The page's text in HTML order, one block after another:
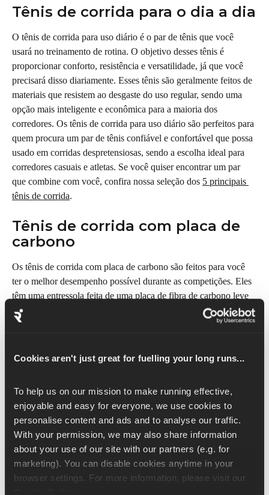
Cookies aren't just great for fuelling your long runs...
To help us on our mission to make running effective,
enjoyable and easy for everyone, we use cookies to
personalise content and ads and to analyse our traffic.
With your permission, we may also share information
about your use of our site with our partners (e.g. for
marketing). You can disable cookies anytime in your
Tênis de corrida para o dia a dia
O tênis de corrida para uso diário é o par de tênis que você
usará no treinamento de rotina. O objetivo desses tênis é
proporcionar conforto, resistência e versatilidade, já que você
precisará disso diariamente. Esses tênis são geralmente feitos de
materiais que resistem ao desgaste do uso regular, sendo uma
opção mais inteligente e econômica para a maioria dos
corredores. Os tênis de corrida para uso diário são perfeitos para
quem procura um par de tênis confiável e confortável que possa
usado em corridas despretensiosas, sendo a escolha ideal para
corredores casuais e atletas. Se você quiser encontrar um par
que combine com você, confira nossa seleção dos 5 principais
tênis de corrida.
Tênis de corrida com placa de
carbono
Os tênis de corrida com placa de carbono são feitos para você
ter o melhor desempenho possível durante as competições. Eles
têm uma entressola feita de uma placa de fibra de carbono leve
que proporciona excelente retorno de energia e propulsão a
cada passada. Esses calçados são usados com frequência em
maratonas, em que os corredores pretendem melhorar seus
aumentar a eficiência da corrida, permitindo que os atletas
mantenham ritmos mais rápidos. Ainda assim, eles podem não
ser tão adequados para o treinamento regular devido à sua baixa
durabilidade e preço mais alto. Se quiser encontrar o par ideal
para você, confira nossa seleção dos 5 principais tênis de
corrida com placa de carbono.
Tênis para trilhas